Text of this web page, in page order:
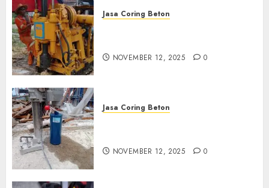
Jasa Coring Beton
NOVEMBER 12, 2025 0
Jasa Coring Beton
NOVEMBER 12, 2025 0